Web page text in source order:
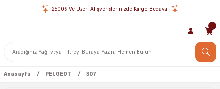
2500₺ Ve Üzeri Alışverişlerinizde Kargo Bedava.
Anasayfa PEUGEOT 307